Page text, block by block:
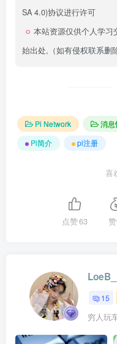
SA 4.0)协议进行许可
本站资源仅供个人学习
始出处,（如有侵权联系删
Pi Network
消息
Pi简介
pi注册
喜
点赞63
LoeB__
15
穷人玩